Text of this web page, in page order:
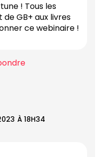
! Tous les
GB+ aux livres
ce webinaire !
À 18H34